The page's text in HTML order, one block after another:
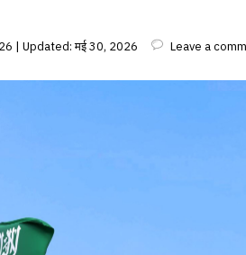
| Updated: मई 30, 2026 Leave a